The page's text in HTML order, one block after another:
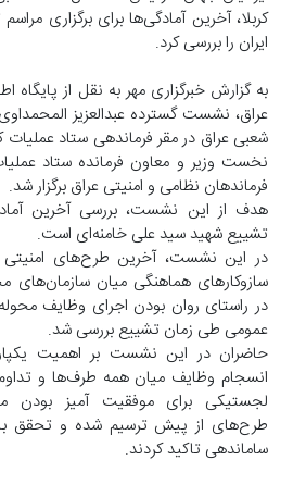
کربلا، آخرین آمادگی‌ها برای برگزاری
ایران را بررسی کرد.
به گزارش خبرگزاری مهر به نقل از
عراق، نشست گسترده عبدالعزیز
شعبی عراق در مقر فرماندهی ستاد عملیات
نخست وزیر و معاون فرمانده ستاد
فرماندهان نظامی و امنیتی عراق برگزار شد.
هدف از این نشست، بررسی آخرین
تشییع شهید سید علی خامنه‌ای است.
در این نشست، آخرین طرح‌های امنیتی
سازوکارهای هماهنگی میان سازمان‌های
در راستای روان بودن اجرای وظایف
عمومی طی زمان تشییع بررسی شد.
حاضران در این نشست بر اهمیت
انسجام وظایف میان همه طرف‌ها و
لجستیکی برای موفقیت آمیز بودن
طرح‌های از پیش ترسیم شده و تحقق
ساماندهی تاکید کردند.